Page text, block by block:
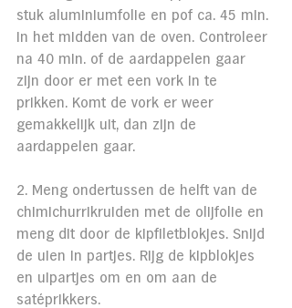
stuk aluminiumfolie en pof ca. 45 min.
in het midden van de oven. Controleer
na 40 min. of de aardappelen gaar
zijn door er met een vork in te
prikken. Komt de vork er weer
gemakkelijk uit, dan zijn de
aardappelen gaar.
2. Meng ondertussen de helft van de
chimichurrikruiden met de olijfolie en
meng dit door de kipfiletblokjes. Snijd
de uien in partjes. Rijg de kipblokjes
en uipartjes om en om aan de
satéprikkers.